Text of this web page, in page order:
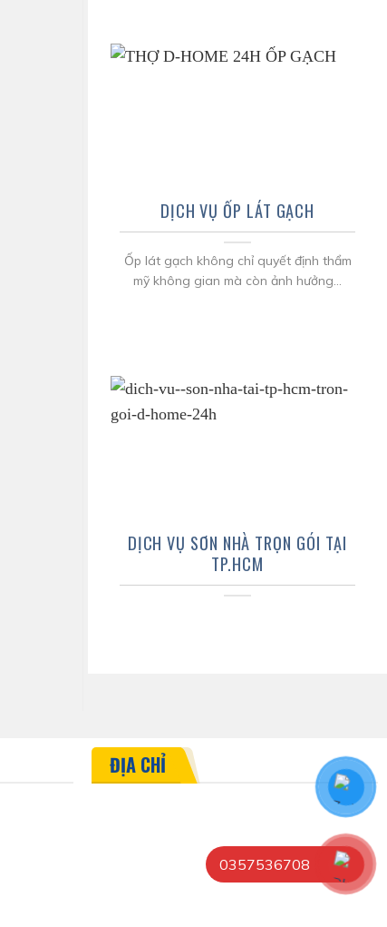
DỊCH VỤ ỐP LÁT GẠCH
Ốp lát gạch không chỉ quyết định thẩm
mỹ không gian mà còn ảnh hưởng...
DỊCH VỤ SƠN NHÀ TRỌN GÓI TẠI
TP.HCM
ĐỊA CHỈ
0357536708